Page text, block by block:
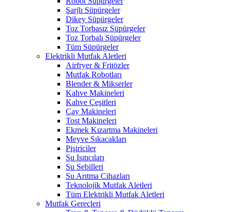
Şarjlı Süpürgeler
Dikey Süpürgeler
Toz Torbasız Süpürgeler
Toz Torbalı Süpürgeler
Tüm Süpürgeler
Elektrikli Mutfak Aletleri
Airfryer & Fritözler
Mutfak Robotları
Blender & Mikserler
Kahve Makineleri
Kahve Çeşitleri
Çay Makineleri
Tost Makineleri
Ekmek Kızartma Makineleri
Meyve Sıkacakları
Pişiriciler
Su Isıtıcıları
Su Sebilleri
Su Arıtma Cihazları
Teknolojik Mutfak Aletleri
Tüm Elektrikli Mutfak Aletleri
Mutfak Gereçleri